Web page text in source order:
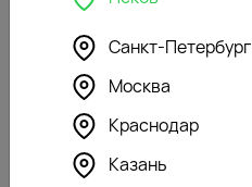
(751)
Букет из 3 белых
ориентальных лилий в
упаковке
Санкт-Петербург
Москва
Краснодар
Казань